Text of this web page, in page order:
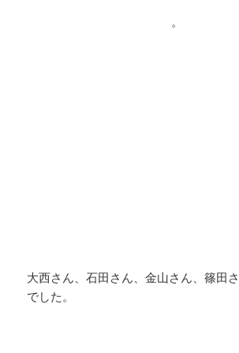
。
大西さん、石田さん、金山さん、篠田
でした。